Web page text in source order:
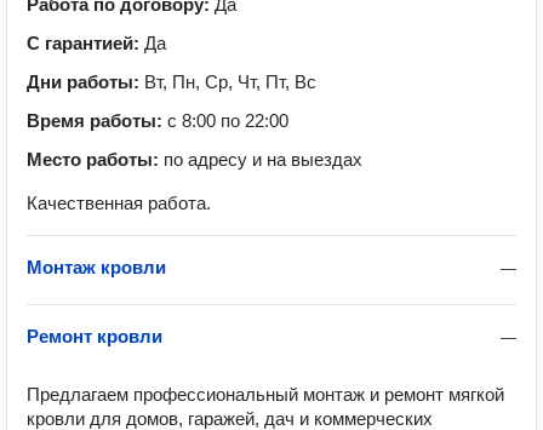
Работа по договору: Да
С гарантией: Да
Дни работы: Вт, Пн, Ср, Чт, Пт, Вс
Время работы: с 8:00 по 22:00
Место работы: по адресу и на выездах
Качественная работа.
—
Монтаж кровли
—
Ремонт кровли
Предлагаем профессиональный монтаж и ремонт мягкой
кровли для домов, гаражей, дач и коммерческих